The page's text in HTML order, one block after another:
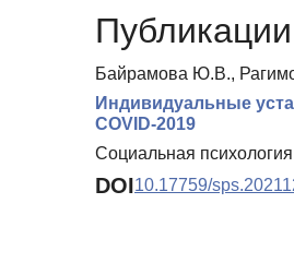
Байрамова Ю.В.,
Индивидуальные
COVID-2019
Социальная
DOI10.17759/